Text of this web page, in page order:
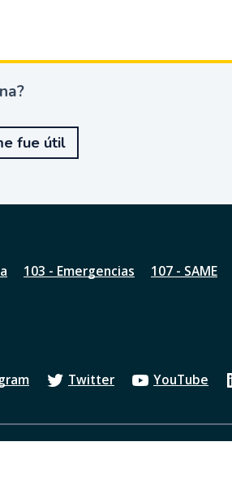
fue útil
103 - Emergencias 107 - SAME
Twitter YouTube